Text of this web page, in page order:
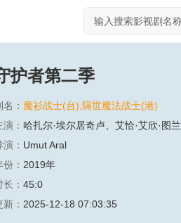
护者第二季
名： 魔衫战士(台),隔世魔法战士(港)
演： 哈扎尔·埃尔居奇卢 艾恰·艾欣·图兰
演： Umut Aral
份： 2019年
长： 45:0
新： 2025-12-18 07:03:35